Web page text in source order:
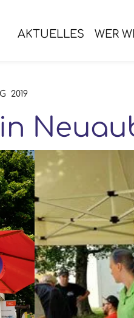
AKTUELLES WER
2019